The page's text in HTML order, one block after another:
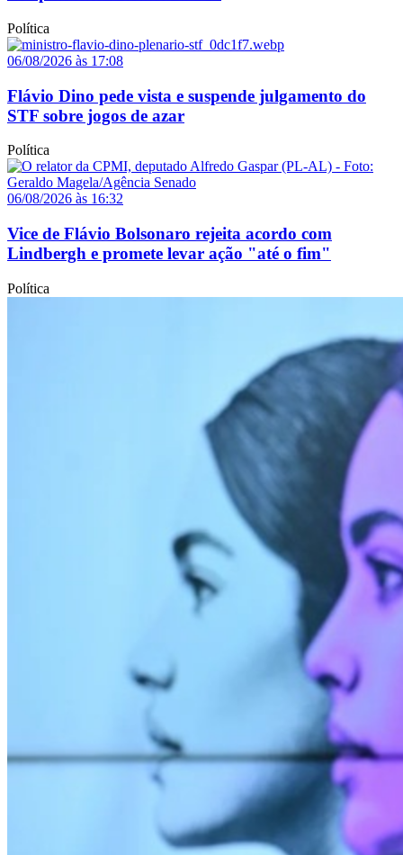
Política
06/08/2026 às 17:08
Flávio Dino pede vista e suspende julgamento do
STF sobre jogos de azar
Política
06/08/2026 às 16:32
Vice de Flávio Bolsonaro rejeita acordo com
Lindbergh e promete levar ação "até o fim"
Política